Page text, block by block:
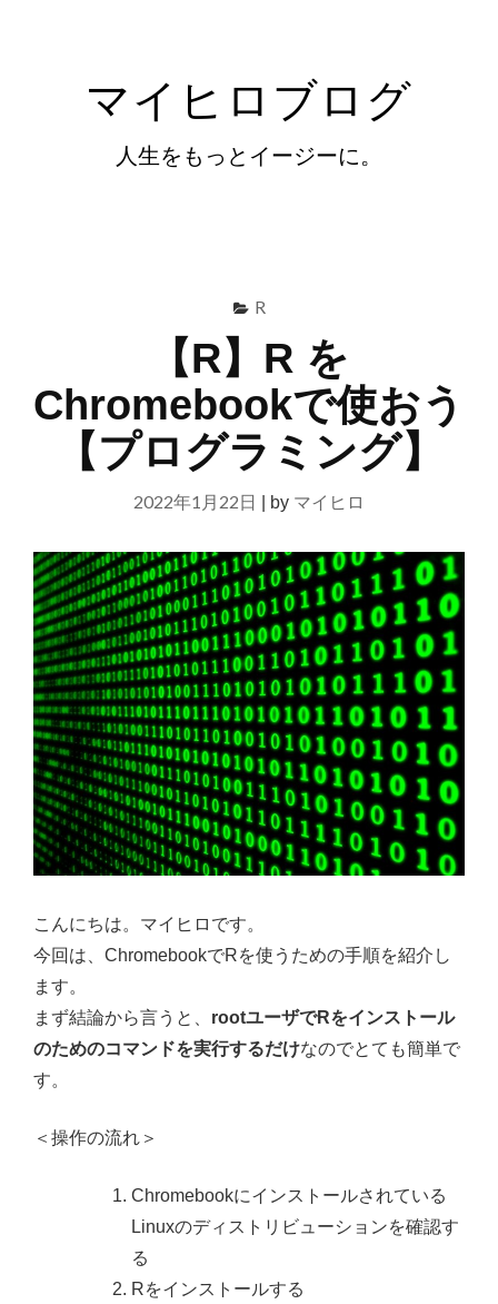
マイヒロブログ
人生をもっとイージーに。
R
【R】R を
Chromebookで使おう
【プログラミング】
2022年1月22日 by マイヒロ
こんにちは。マイヒロです。
今回は、ChromebookでRを使うための手順を紹介し
ます。
まず結論から言うと、 rootユーザでRをインストール
のためのコマンドを実行するだけなのでとても簡単で
す。
＜操作の流れ＞
Chromebookにインストールされている
Linuxのディストリビューションを確認す
る
Rをインストールする